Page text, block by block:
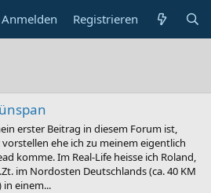
Anmelden Registrieren
erster Beitrag in diesem Forum ist,
ehe ich zu meinem eigentlich
komme. Im Real-Life heisse ich Roland,
im Nordosten Deutschlands (ca. 40 KM
in einem...